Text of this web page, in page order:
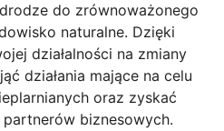
do zrównoważonego
naturalne. Dzięki
działalności na zmiany
działania mające na celu
oraz zyskać
biznesowych.